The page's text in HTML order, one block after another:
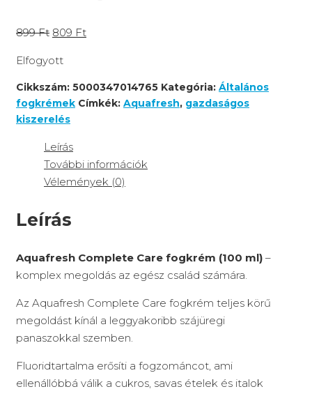
899Ft 809 Ft
Elfogyott
Cikkszám: 5000347014765 Kategória: Általános
fogkrémek Címkék: Aquafresh, gazdaságos
kiszerelés
Leírás
További információk
Vélemények (0)
Leírás
Aquafresh Complete Care fogkrém (100 ml) –
komplex megoldás az egész család számára.
Az Aquafresh Complete Care fogkrém teljes körű
megoldást kínál a leggyakoribb szájüregi
panaszokkal szemben.
Fluoridtartalma erősíti a fogzománcot, ami
ellenállóbbá válik a cukros, savas ételek és italok